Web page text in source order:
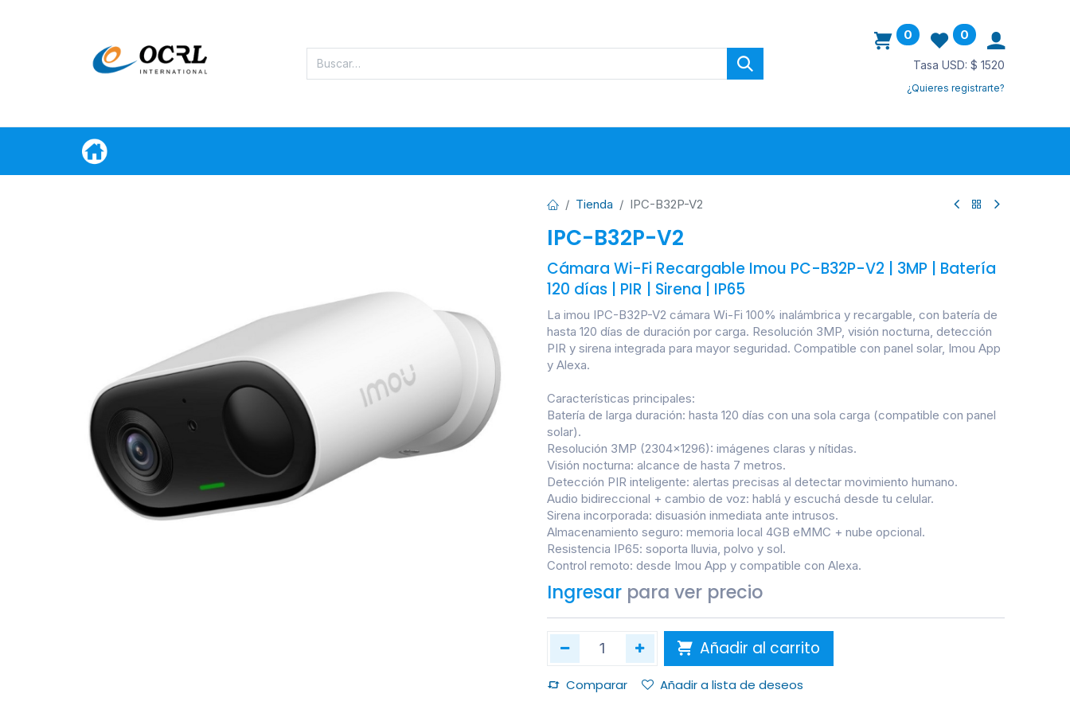
0 0
Tasa USD: $ 1520
¿Quieres registrarte?
Tienda IPC-B32P-V2
IPC-B32P-V2
Cámara Wi-Fi Recargable Imou PC-B32P-V2 | 3MP | Batería
120 días | PIR | Sirena | IP65
La imou IPC-B32P-V2 cámara Wi-Fi 100% inalámbrica y recargable, con batería de
hasta 120 días de duración por carga. Resolución 3MP, visión nocturna, detección
PIR y sirena integrada para mayor seguridad. Compatible con panel solar, Imou App
y Alexa.
Características principales:
Batería de larga duración: hasta 120 días con una sola carga (compatible con panel
solar).
Resolución 3MP (2304×1296): imágenes claras y nítidas.
Visión nocturna: alcance de hasta 7 metros.
Detección PIR inteligente: alertas precisas al detectar movimiento humano.
Audio bidireccional + cambio de voz: hablá y escuchá desde tu celular.
Sirena incorporada: disuasión inmediata ante intrusos.
Almacenamiento seguro: memoria local 4GB eMMC + nube opcional.
Resistencia IP65: soporta lluvia, polvo y sol.
Control remoto: desde Imou App y compatible con Alexa.
Ingresar para ver precio
Añadir al carrito
Comparar Añadir a lista de deseos